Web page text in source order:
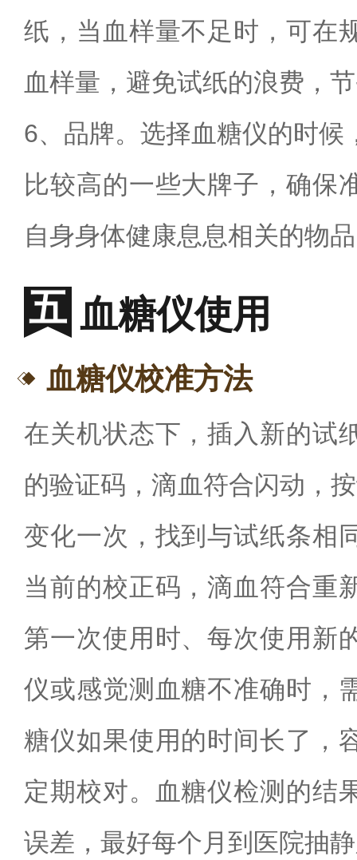
纸，当血样量不足时，可在
血样量，避免试纸的浪费，
6、品牌。选择血糖仪的时候
比较高的一些大牌子，确保
自身身体健康息息相关的物
血糖仪使用
血糖仪校准方法
在关机状态下，插入新的试
的验证码，滴血符合闪动，
变化一次，找到与试纸条相
当前的校正码，滴血符合重
第一次使用时、每次使用新
仪或感觉测血糖不准确时，
糖仪如果使用的时间长了，
定期校对。血糖仪检测的结
误差，最好每个月到医院抽